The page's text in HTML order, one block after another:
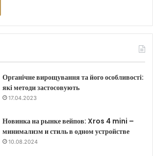
Органічне вирощування та його особливості:
які методи застосовують
17.04.2023
Новинка на рынке вейпов: Xros 4 mini –
минимализм и стиль в одном устройстве
10.08.2024